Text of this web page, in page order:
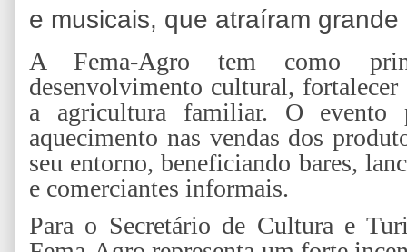
e musicais, que atraíram grande
A Fema-Agro tem como
desenvolvimento cultural,
a agricultura familiar. O evento
aquecimento nas vendas dos
seu entorno, beneficiando bares,
e comerciantes informais.
Para o Secretário de Cultura e